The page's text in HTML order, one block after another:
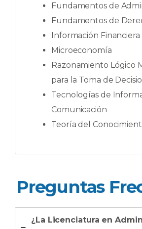
Fundamentos de
Fundamentos de
Información Financiera
Microeconomía
Razonamiento Lógico
para la Toma de
Tecnologías de
Comunicación
Teoría del
Preguntas
¿La Licenciatura en